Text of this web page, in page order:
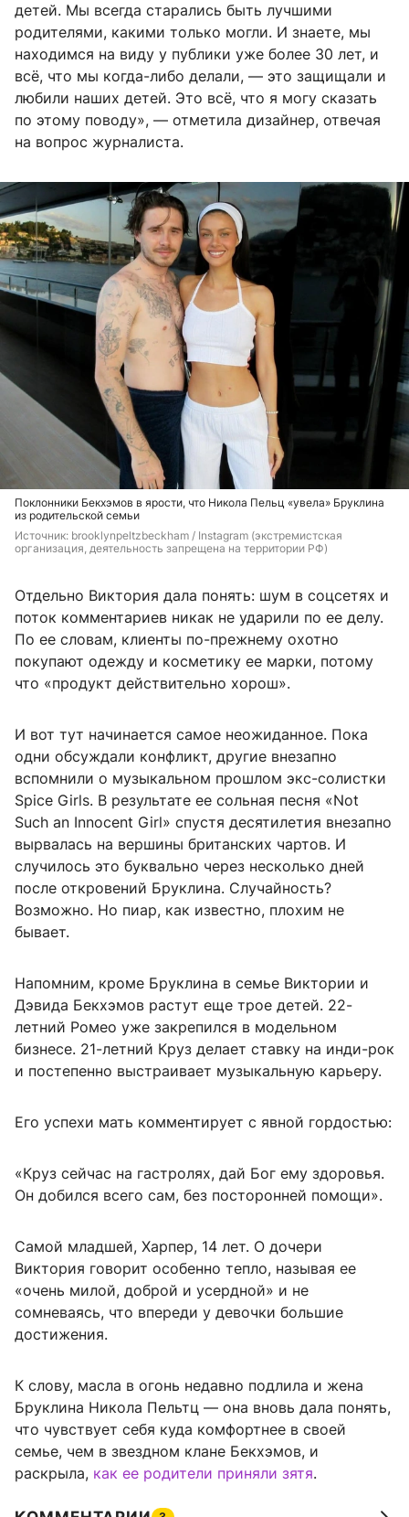
детей. Мы всегда старались быть лучшими
родителями, какими только могли. И знаете, мы
находимся на виду у публики уже более 30 лет, и
всё, что мы когда-либо делали, — это защищали и
любили наших детей. Это всё, что я могу сказать
по этому поводу», — отметила дизайнер, отвечая
на вопрос журналиста.
Поклонники Бекхэмов в ярости, что Никола Пельц «увела» Бруклина
из родительской семьи
Источник: brooklynpeltzbeckham / Instagram (экстремистская
организация, деятельность запрещена на территории РФ)
Отдельно Виктория дала понять: шум в соцсетях и
поток комментариев никак не ударили по ее делу.
По ее словам, клиенты по-прежнему охотно
покупают одежду и косметику ее марки, потому
что «продукт действительно хорош».
И вот тут начинается самое неожиданное. Пока
одни обсуждали конфликт, другие внезапно
вспомнили о музыкальном прошлом экс-солистки
Spice Girls. В результате ее сольная песня «Not
Such an Innocent Girl» спустя десятилетия внезапно
вырвалась на вершины британских чартов. И
случилось это буквально через несколько дней
после откровений Бруклина. Случайность?
Возможно. Но пиар, как известно, плохим не
бывает.
Напомним, кроме Бруклина в семье Виктории и
Дэвида Бекхэмов растут еще трое детей. 22-
летний Ромео уже закрепился в модельном
бизнесе. 21-летний Круз делает ставку на инди-рок
и постепенно выстраивает музыкальную карьеру.
Его успехи мать комментирует с явной гордостью:
«Круз сейчас на гастролях, дай Бог ему здоровья.
Он добился всего сам, без посторонней помощи».
Самой младшей, Харпер, 14 лет. О дочери
Виктория говорит особенно тепло, называя ее
«очень милой, доброй и усердной» и не
сомневаясь, что впереди у девочки большие
достижения.
К слову, масла в огонь недавно подлила и жена
Бруклина Никола Пельтц — она вновь дала понять,
что чувствует себя куда комфортнее в своей
семье, чем в звездном клане Бекхэмов, и
раскрыла, как ее родители приняли зятя.